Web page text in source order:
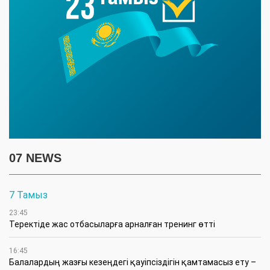
07 NEWS
7 Тамыз
23:45
​Теректіде жас отбасыларға арналған тренинг өтті
16:45
Балалардың жазғы кезеңдегі қауіпсіздігін қамтамасыз ету –